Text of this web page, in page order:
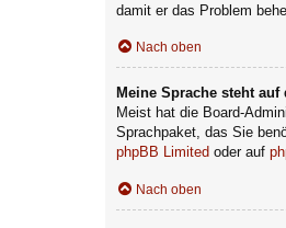
damit er das Problem
Nach oben
Meine Sprache steht
Meist hat die Board-
Sprachpaket, das Sie
phpBB Limited oder auf
Nach oben